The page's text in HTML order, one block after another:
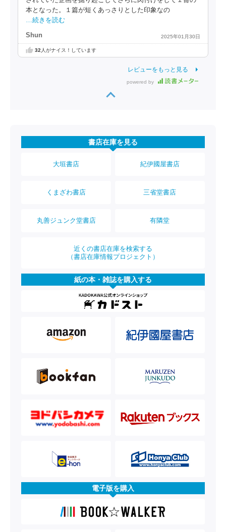
本となった。１篇が短くあっさりとした印象なの
…続きを読む
Shun 2025年01月30日
32 人がナイス！しています
レビューをもっと見る
powered by
書店在庫を見る
大垣書店 紀伊國屋書店
くまざわ書店 三省堂書店
丸善ジュンク堂書店 有隣堂
近くの書店在庫を検索する
（書店在庫情報プロジェクト）
紙の本・雑誌を購入する
電子版を購入